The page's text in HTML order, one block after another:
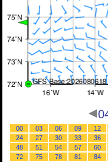
00 03 06 09 12
24
27 30 33 36
48
51 54 57 60
72
75 78 81 84